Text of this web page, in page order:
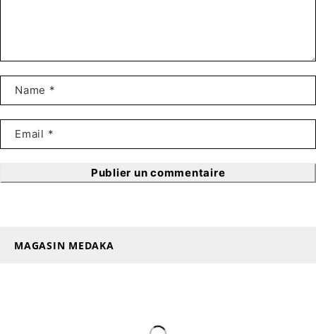
Publier un commentaire
MAGASIN MEDAKA